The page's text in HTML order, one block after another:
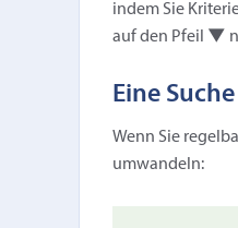
indem Sie
auf den Pfeil
▼
Eine
Wenn Sie
umwandeln: